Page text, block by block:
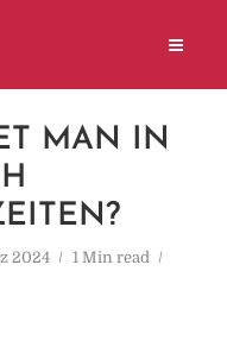
MAN IN
2024
1 Min read